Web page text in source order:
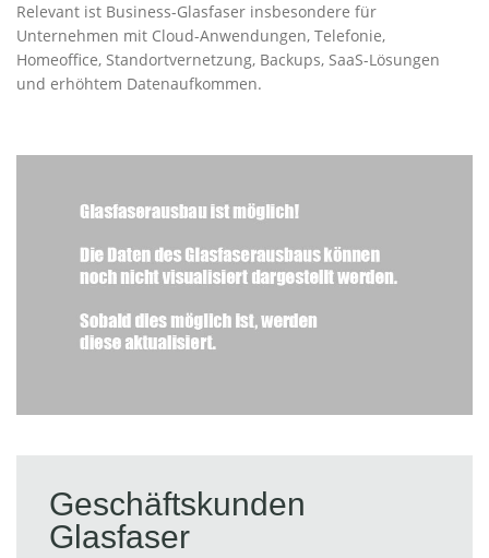
Relevant ist Business-Glasfaser insbesondere für
Unternehmen mit Cloud-Anwendungen, Telefonie,
Homeoffice, Standortvernetzung, Backups, SaaS-Lösungen
und erhöhtem Datenaufkommen.
Geschäftskunden
Glasfaser